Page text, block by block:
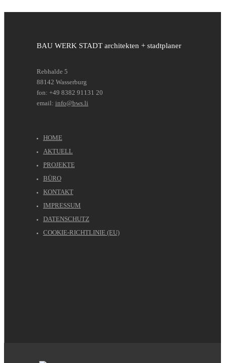
BAU WERK STADT architekten + stadtplaner
Rebhalde 5
88142 Wasserburg
fon: +49 8382 91131 20
email: info@bws.li
HOME
AKTUELL
PROJEKTE
BÜRO
KONTAKT
IMPRESSUM
DATENSCHUTZ
COOKIE-RICHTLINIE (EU)